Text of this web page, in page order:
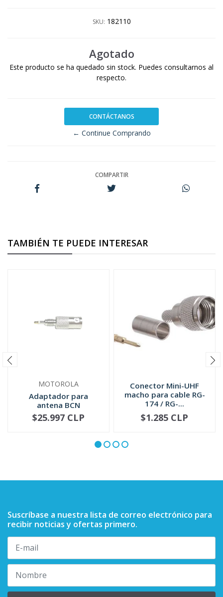
SKU: 182110
Agotado
Este producto se ha quedado sin stock. Puedes consultarnos al
respecto.
CONTÁCTANOS
← Continue Comprando
COMPARTIR
TAMBIÉN TE PUEDE INTERESAR
MOTOROLA
Adaptador para
antena BCN
5885705M02
NO DISPONIBLE
$25.997 CLP
Conector Mini-UHF
macho para cable RG-
174 / RG-...
+
$1.285 CLP
Suscríbase a nuestra lista de correo electrónico para
recibir noticias y ofertas primero.